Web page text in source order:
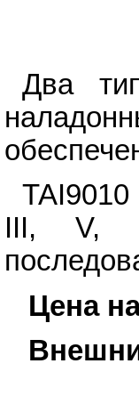
Два
III, V,
Цена